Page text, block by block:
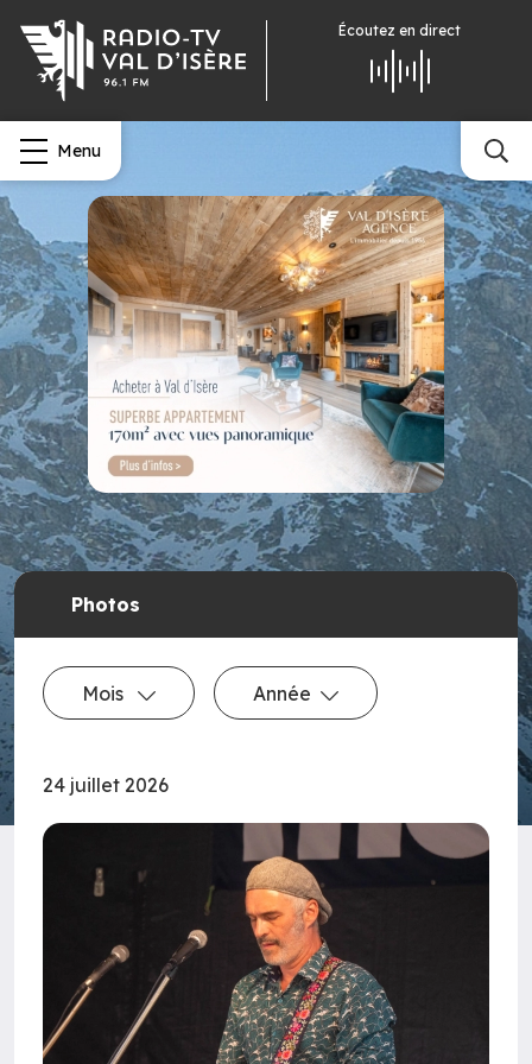
Écoutez en direct
Menu
Photos
Mois Année
24 juillet 2026